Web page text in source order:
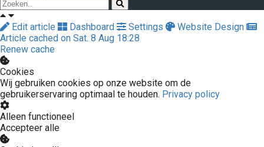
Edit article Dashboard Settings
Website Design
Article cached on Sat. 8 Aug 18:28
Renew cache
Cookies
Wij gebruiken cookies op onze website om de
gebruikerservaring optimaal te houden. Privacy policy
Alleen functioneel
Accepteer alle